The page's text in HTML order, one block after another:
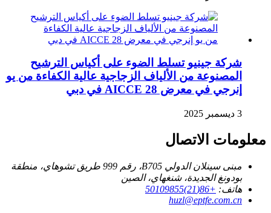
شركة جينيو تسلط الضوء على أكياس الترشيح
المصنوعة من الألياف الزجاجية عالية الكفاءة من يو
إنرجي في معرض AICCE 28 في دبي
3 ديسمبر 2025
معلومات الاتصال
مبنى سينلان الدولي B705، رقم 999 طريق تشوهاي، منطقة
بودونغ الجديدة، شنغهاي، الصين
هاتف: +86(21)50109855
huzl@eptfe.com.cn